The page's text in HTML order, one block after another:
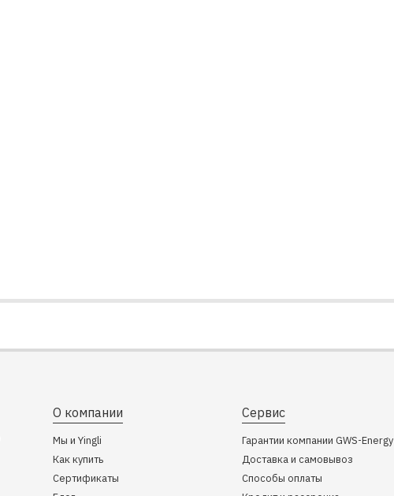
О компании
Мы и Yingli
Как купить
Сертификаты
Сервис
Гарантии компании GWS-Energy
Доставка и самовывоз
Способы оплаты